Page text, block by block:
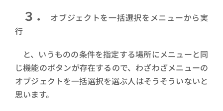
３．
オブジェクトを一括選択をメニューから実
行
と、いうものの条件を指定する場所にメニューと同
じ機能のボタンが存在するので、わざわざメニューの
オブジェクトを一括選択を選ぶ人はそうそういないと
思います。